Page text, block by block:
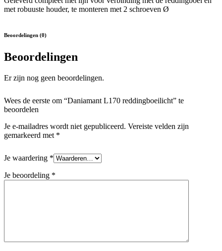
met robuuste houder, te monteren met 2 schroeven Ø
Beoordelingen (0)
Beoordelingen
Er zijn nog geen beoordelingen.
Wees de eerste om “Daniamant L170 reddingboeilicht” te
beoordelen
Je e-mailadres wordt niet gepubliceerd. Vereiste velden zijn
gemarkeerd met *
Je waardering *
Je beoordeling *